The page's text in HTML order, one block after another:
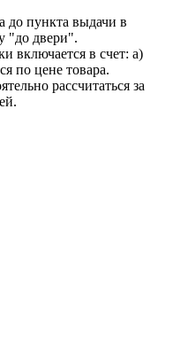
до пункта выдачи в
"до двери".
включается в счет: а)
по цене товара.
рассчитаться за